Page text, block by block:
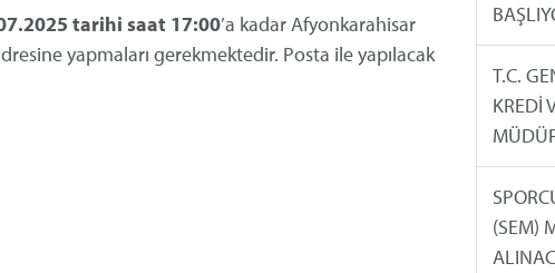
tarihi saat 17:00’a kadar Afyonkarahisar
yapmaları gerekmektedir. Posta ile yapılacak
T.C.
KREDİ
(SEM)